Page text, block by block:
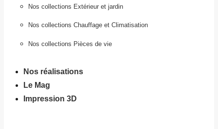
Nos collections Extérieur et jardin
Nos collections Chauffage et Climatisation
Nos collections Pièces de vie
Nos réalisations
Le Mag
Impression 3D